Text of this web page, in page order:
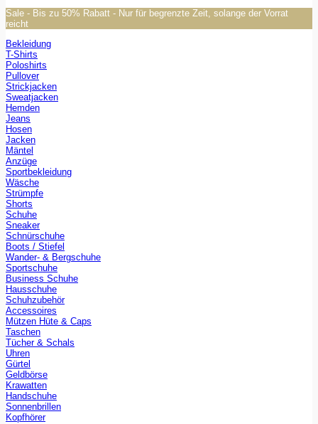
Sale - Bis zu 50% Rabatt - Nur für begrenzte Zeit, solange der Vorrat
reicht
Bekleidung
T-Shirts
Poloshirts
Pullover
Strickjacken
Sweatjacken
Hemden
Jeans
Hosen
Jacken
Mäntel
Anzüge
Sportbekleidung
Wäsche
Strümpfe
Shorts
Schuhe
Sneaker
Schnürschuhe
Boots / Stiefel
Wander- & Bergschuhe
Sportschuhe
Business Schuhe
Hausschuhe
Schuhzubehör
Accessoires
Mützen Hüte & Caps
Taschen
Tücher & Schals
Uhren
Gürtel
Geldbörse
Krawatten
Handschuhe
Sonnenbrillen
Kopfhörer